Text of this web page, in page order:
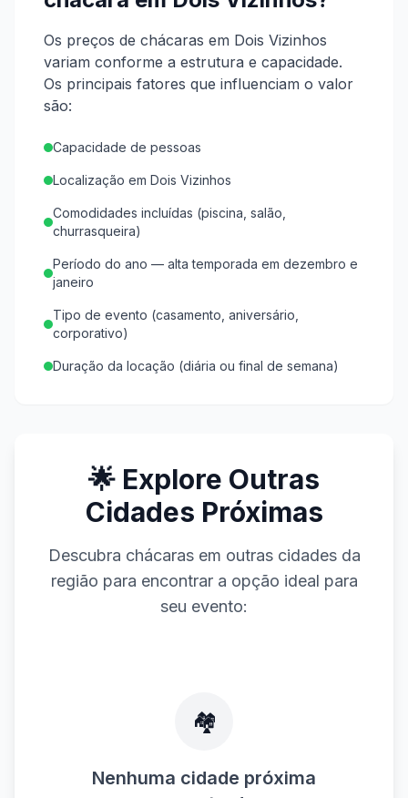
Os preços de chácaras em Dois Vizinhos
variam conforme a estrutura e capacidade.
Os principais fatores que influenciam o valor
são:
Capacidade de pessoas
Localização em Dois Vizinhos
Comodidades incluídas (piscina, salão,
churrasqueira)
Período do ano — alta temporada em dezembro e
janeiro
Tipo de evento (casamento, aniversário,
corporativo)
Duração da locação (diária ou final de semana)
🌟 Explore Outras
Cidades Próximas
Descubra chácaras em outras cidades da
região para encontrar a opção ideal para
seu evento:
🏘️
Nenhuma cidade próxima